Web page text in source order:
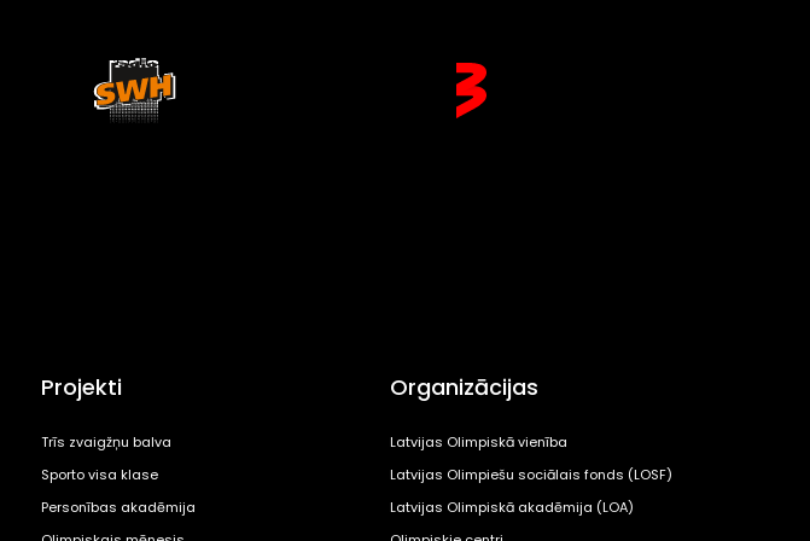
Projekti
Trīs zvaigžņu balva
Sporto visa klase
Personības akadēmija
Organizācijas
Latvijas Olimpiskā vienība
Latvijas Olimpiešu sociālais fonds (LOSF)
Latvijas Olimpiskā akadēmija (LOA)